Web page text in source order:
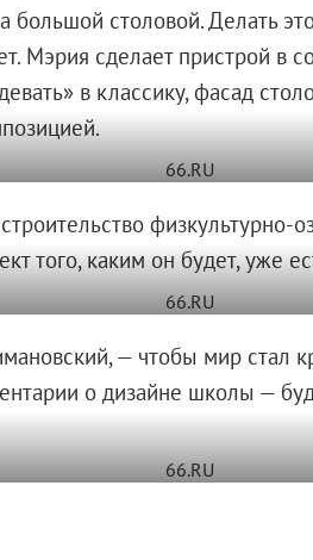
столовой. Делать
Мэрия сделает пристрой в
в классику, фасад
физкультурно-
того, каким он будет, уже
— чтобы мир стал
о дизайне школы —